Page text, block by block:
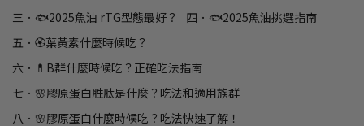
三．🐟2025魚油 rTG型態最好？
四．🐟2025魚油挑選指南
五．🏵️葉黃素什麼時候吃？
六．💊B群什麼時候吃？正確吃法指南
七．🌸膠原蛋白胜肽是什麼？吃法和適用族群
八．🌸膠原蛋白什麼時候吃？吃法快速了解！